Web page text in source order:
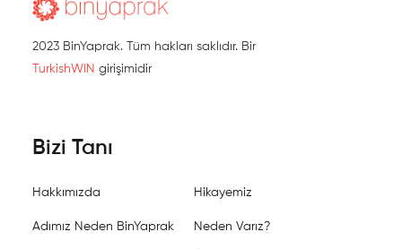
2023 BinYaprak. Tüm hakları saklıdır. Bir
TurkishWIN girişimidir
Bizi Tanı
Hakkımızda Hikayemiz
Adımız Neden BinYaprak Neden Varız?